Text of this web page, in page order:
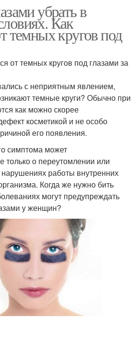
убрать в
Как
темных кругов под
от темных кругов под глазами за
с неприятным явлением,
темные круги? Обычно при
как можно скорее
косметикой и не особо
его появления.
симптома может
только о переутомлении или
работы внутренних
Когда же нужно бить
могут предупреждать
у женщин?